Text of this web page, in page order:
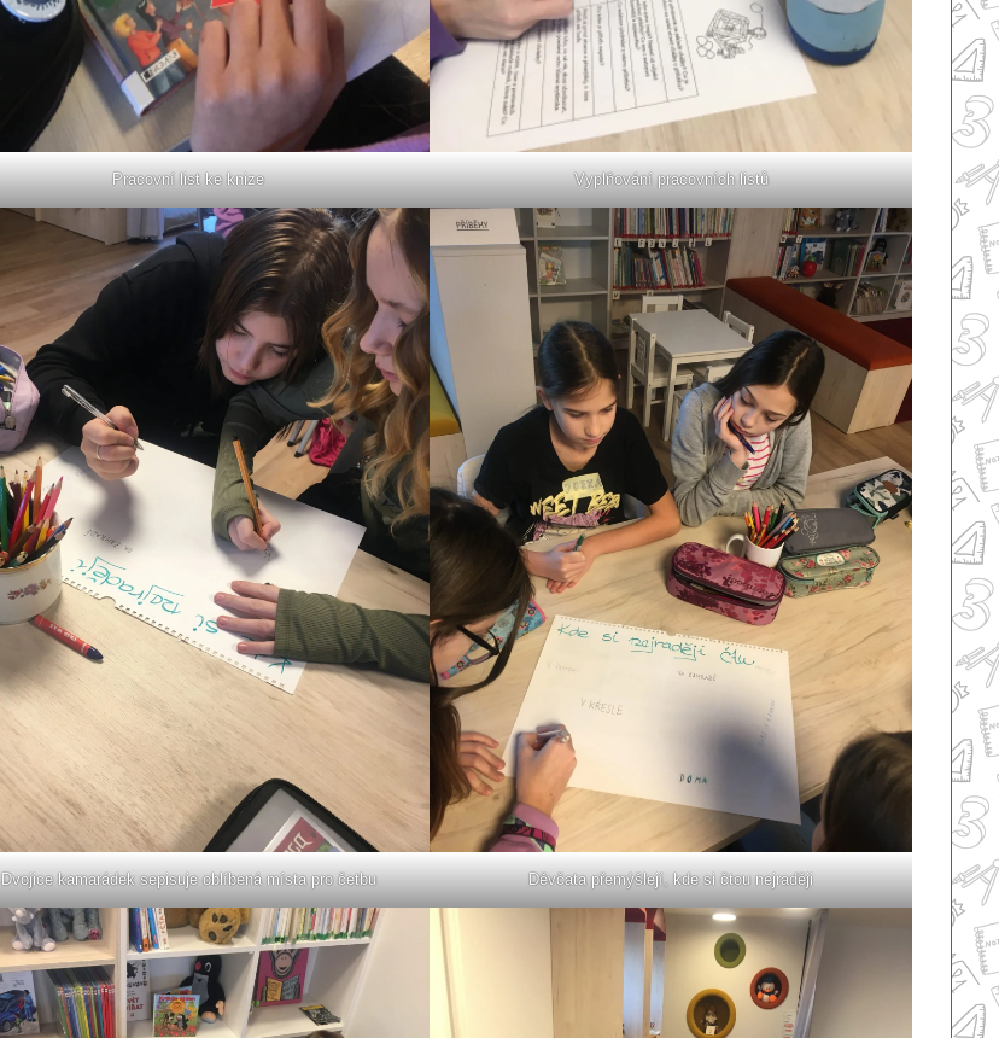
Pracovní list ke knize Vyplňování pracovních listů
Dvojice kamarádek sepisuje oblíbená místa pro četbu Děvčata přemýšlejí, kde si čtou nejraději